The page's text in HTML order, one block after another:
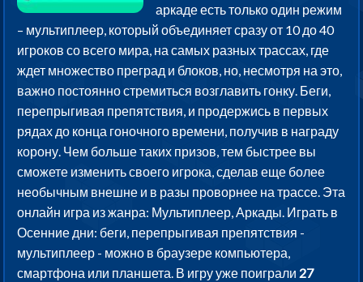
аркаде есть только один режим
– мультиплеер, который объединяет сразу от 10 до 40
игроков со всего мира, на самых разных трассах, где
ждет множество преград и блоков, но, несмотря на это,
важно постоянно стремиться возглавить гонку. Беги,
перепрыгивая препятствия, и продержись в первых
рядах до конца гоночного времени, получив в награду
корону. Чем больше таких призов, тем быстрее вы
сможете изменить своего игрока, сделав еще более
необычным внешне и в разы проворнее на трассе. Эта
онлайн игра из жанра: Мультиплеер, Аркады. Играть в
Осенние дни: беги, перепрыгивая препятствия -
мультиплеер - можно в браузере компьютера,
смартфона или планшета. В игру уже поиграли 27